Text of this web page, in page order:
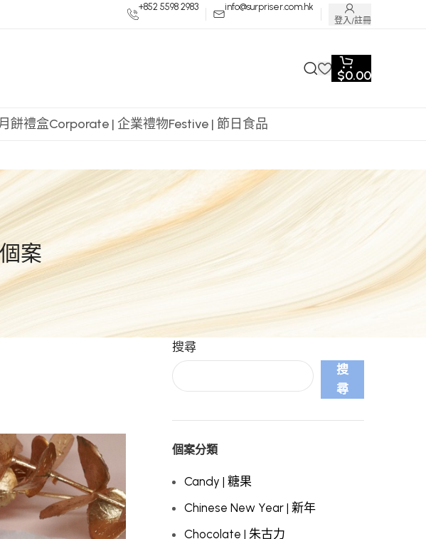
+852 5598 2983 info@surpriser.com.hk
登入/註冊
$0.00
餅禮盒Corporate | 企業禮物Festive | 節日食品
案
搜尋
搜
尋
個案分類
Candy | 糖果
Chinese New Year | 新年
Chocolate | 朱古力